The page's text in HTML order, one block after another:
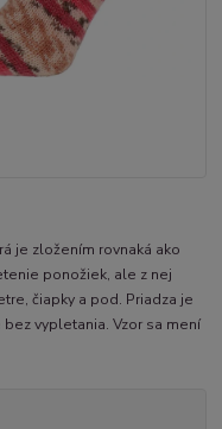
je zložením rovnaká ako
ponožiek, ale z nej
čiapky a pod. Priadza je
vypletania. Vzor sa mení